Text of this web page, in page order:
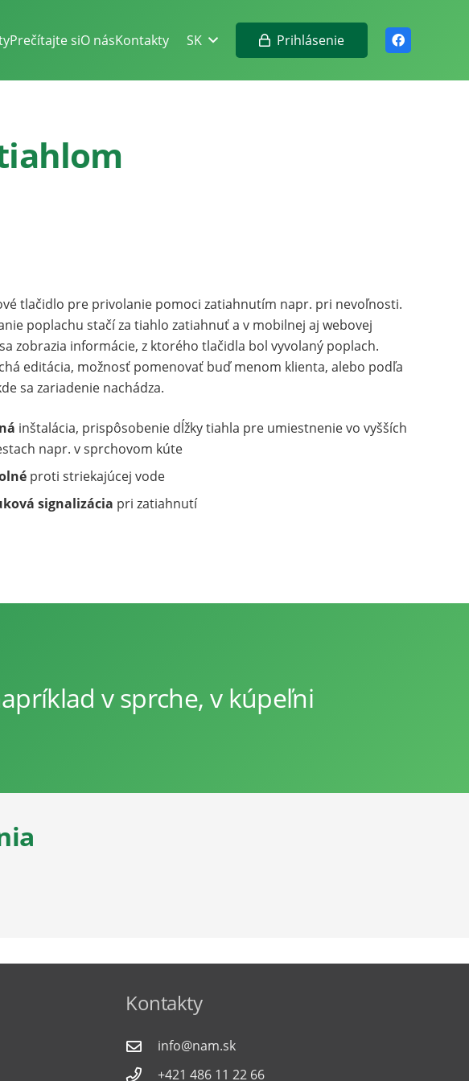
Prečítajte siO násKontakty SK Prihlásenie
tlačidlo pre privolanie pomoci zatiahnutím napr. pri nevoľnosti.
poplachu stačí za tiahlo zatiahnuť a v mobilnej aj webovej
zobrazia informácie, z ktorého tlačidla bol vyvolaný poplach.
editácia, možnosť pomenovať buď menom klienta, alebo podľa
sa zariadenie nachádza.
inštalácia, prispôsobenie dĺžky tiahla pre umiestnenie vo vyšších
napr. v sprchovom kúte
proti striekajúcej vode
signalizácia pri zatiahnutí
v sprche, v kúpeľni
Kontakty
info@nam.sk
+421 486 11 22 66